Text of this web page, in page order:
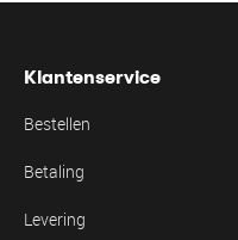
Klantenservice
Bestellen
Betaling
Levering